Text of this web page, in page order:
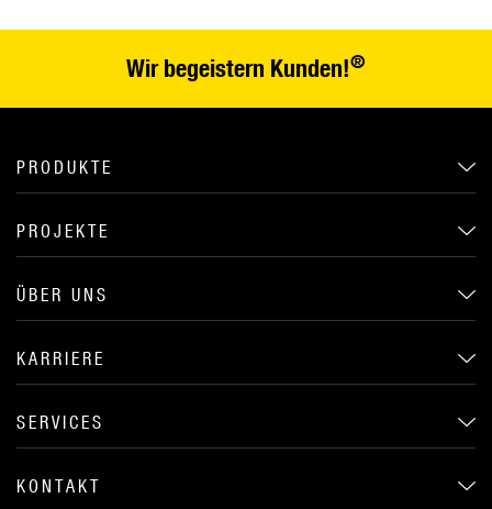
Wir begeistern Kunden!®
PRODUKTE
PROJEKTE
ÜBER UNS
KARRIERE
SERVICES
KONTAKT